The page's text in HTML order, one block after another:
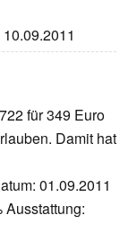
für 349 Euro
Damit hat
01.09.2011
Ausstattung: